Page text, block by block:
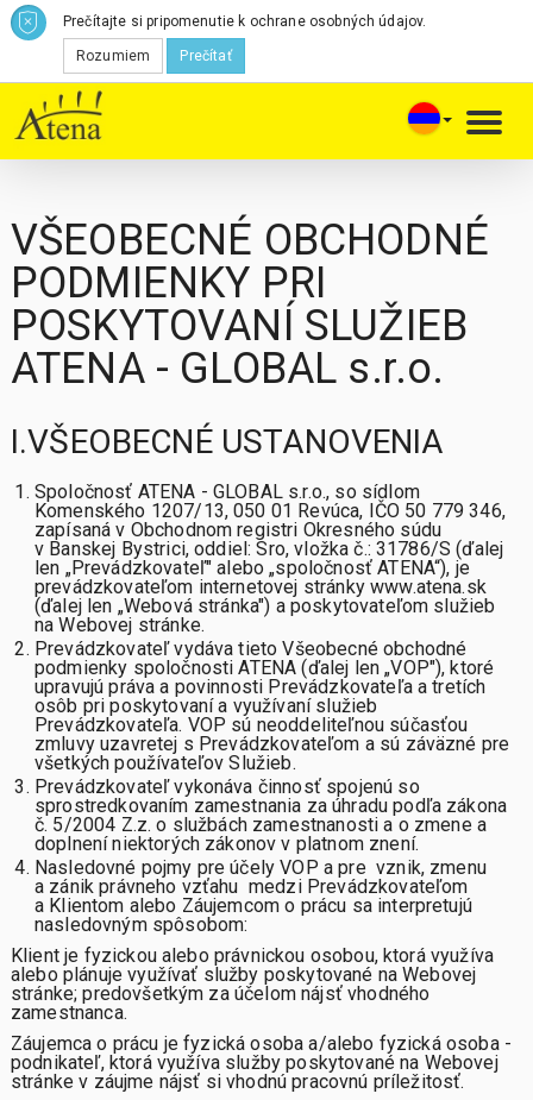
Prečítajte si pripomenutie k ochrane osobných údajov.
Rozumiem Prečítať
VŠEOBECNÉ OBCHODNÉ
PODMIENKY PRI
POSKYTOVANÍ SLUŽIEB
ATENA - GLOBAL s.r.o.
I.VŠEOBECNÉ USTANOVENIA
Spoločnosť ATENA - GLOBAL s.r.o., so sídlom
Komenského 1207/13, 050 01 Revúca, IČO 50 779 346,
zapísaná v Obchodnom registri Okresného súdu
v Banskej Bystrici, oddiel: Sro, vložka č.: 31786/S (ďalej
len „Prevádzkovateľ" alebo „spoločnosť ATENA“), je
prevádzkovateľom internetovej stránky www.atena.sk
(ďalej len „Webová stránka") a poskytovateľom služieb
na Webovej stránke.
Prevádzkovateľ vydáva tieto Všeobecné obchodné
podmienky spoločnosti ATENA (ďalej len „VOP"), ktoré
upravujú práva a povinnosti Prevádzkovateľa a tretích
osôb pri poskytovaní a využívaní služieb
Prevádzkovateľa. VOP sú neoddeliteľnou súčasťou
zmluvy uzavretej s Prevádzkovateľom a sú záväzné pre
všetkých používateľov Služieb.
Prevádzkovateľ vykonáva činnosť spojenú so
sprostredkovaním zamestnania za úhradu podľa zákona
č. 5/2004 Z.z. o službách zamestnanosti a o zmene a
doplnení niektorých zákonov v platnom znení.
Nasledovné pojmy pre účely VOP a pre vznik, zmenu
a zánik právneho vzťahu medzi Prevádzkovateľom
a Klientom alebo Záujemcom o prácu sa interpretujú
nasledovným spôsobom:
Klientje fyzickou alebo právnickou osobou, ktorá využíva
alebo plánuje využívať služby poskytované na Webovej
stránke; predovšetkým za účelom nájsť vhodného
zamestnanca.
Záujemca o prácu je fyzická osoba a/alebo fyzická osoba -
podnikateľ, ktorá využíva služby poskytované na Webovej
stránke v záujme nájsť si vhodnú pracovnú príležitosť.